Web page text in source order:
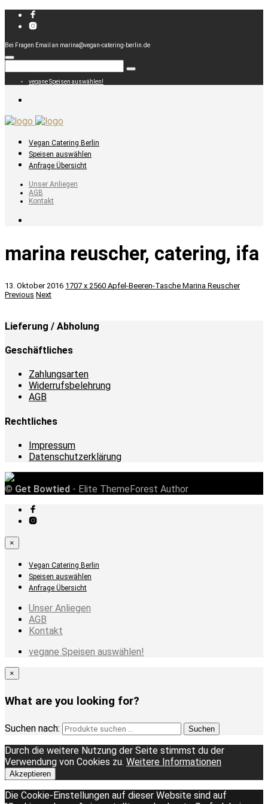
Bei Fragen Email an marina@vegan-catering-berlin.de
vegane Speisen auswählen!
Vegan Catering Berlin
Speisen auswählen
Anfrage Übersicht
Unser Anliegen
AGB
Kontakt
marina reuscher, catering, ifa
13. Oktober 2016 1707 x 2560 Apfel-Beeren-Tasche Marina Reuscher
Previous Next
Lieferung / Abholung
Geschäftliches
Zahlungsarten
Widerrufsbelehrung
AGB
Rechtliches
Impressum
Datenschutzerklärung
© Get Bowtied - Elite ThemeForest Author
×
Vegan Catering Berlin
Speisen auswählen
Anfrage Übersicht
Unser Anliegen
AGB
Kontakt
vegane Speisen auswählen!
×
What are you looking for?
Suchen nach: Suchen
Durch die weitere Nutzung der Seite stimmst du der
Verwendung von Cookies zu. Weitere Informationen
Akzeptieren
Die Cookie-Einstellungen auf dieser Website sind auf